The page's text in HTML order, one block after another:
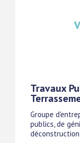
Travaux
Groupe
publics, de